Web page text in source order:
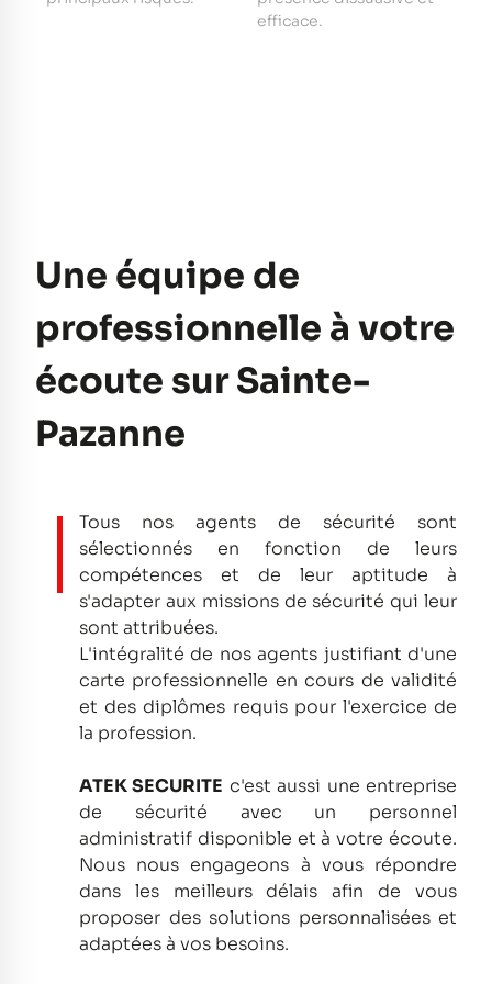
efficace.
Une équipe de
professionnelle à votre
écoute sur Sainte-
Pazanne
Tous nos agents de sécurité sont
sélectionnés en fonction de leurs
compétences et de leur aptitude à
s'adapter aux missions de sécurité qui leur
sont attribuées.
L'intégralité de nos agents justifiant d'une
carte professionnelle en cours de validité
et des diplômes requis pour l'exercice de
la profession.
ATEK SECURITE c'est aussi une entreprise
de sécurité avec un personnel
administratif disponible et à votre écoute.
Nous nous engageons à vous répondre
dans les meilleurs délais afin de vous
proposer des solutions personnalisées et
adaptées à vos besoins.